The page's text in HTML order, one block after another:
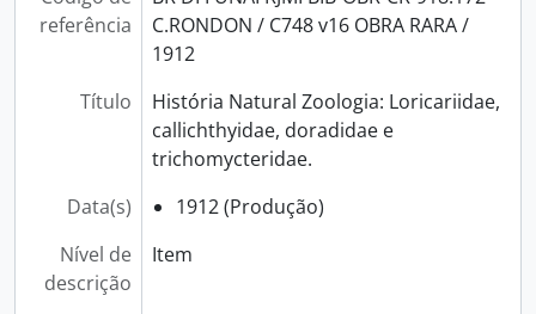
referência
C.RONDON / C748 v16 OBRA RARA /
1912
Título
História Natural Zoologia: Loricariidae,
callichthyidae, doradidae e
trichomycteridae.
Data(s)
1912 (Produção)
Nível de
descrição
Item